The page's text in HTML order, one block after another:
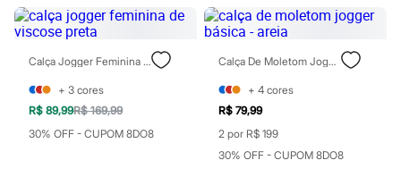
Carteiras
Óculos
Relógios
Calçados
Chinelos
Sapatos
Tênis
Calça Jogger Feminina De Viscose Preta
+ 3 cores
R$ 89,99R$ 169,99
30% OFF - CUPOM 8DO8
Calça De Moletom Jogger Básica - Areia
+ 4 cores
R$ 79,99
2 por R$ 199
30% OFF - CUPOM 8DO8